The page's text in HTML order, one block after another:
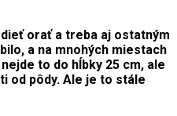
orať a treba aj ostatným
a na mnohých miestach
to do hĺbky 25 cm, ale
od pôdy. Ale je to stále